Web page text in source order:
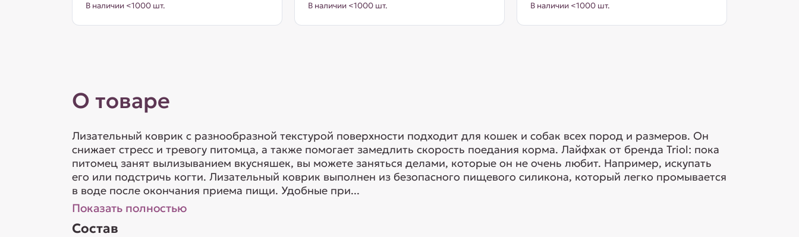
В наличии <1000 шт.
В наличии <1000 шт.
В наличии <1000 шт.
О товаре
Лизательный коврик с разнообразной текстурой поверхности подходит для кошек и собак всех пород и размеров. Он
снижает стресс и тревогу питомца, а также помогает замедлить скорость поедания корма. Лайфхак от бренда Triol: пока
питомец занят вылизыванием вкусняшек, вы можете заняться делами, которые он не очень любит. Например, искупать
его или подстричь когти. Лизательный коврик выполнен из безопасного пищевого силикона, который легко промывается
в воде после окончания приема пищи. Удобные при...
Показать полностью
Состав